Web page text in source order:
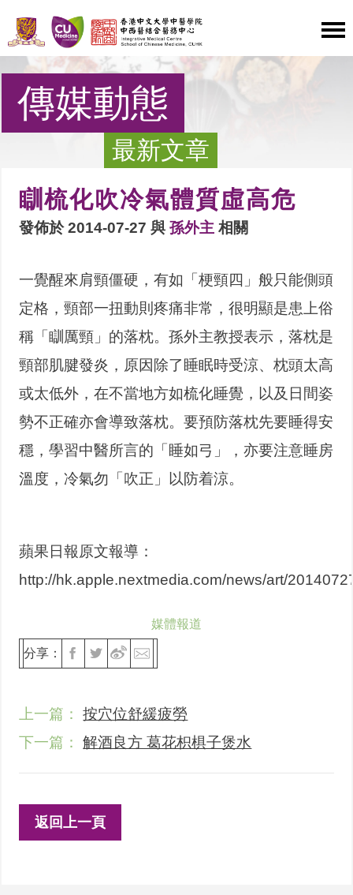
傳媒動態
最新文章
瞓梳化吹冷氣體質虛高危
發佈於 2014-07-27 與孫外主相關
一覺醒來肩頸僵硬，有如「梗頸四」般只能側頭
定格，頸部一扭動則疼痛非常，很明顯是患上俗
稱「瞓厲頸」的落枕。孫外主教授表示，落枕是
頸部肌腱發炎，原因除了睡眠時受涼、枕頭太高
或太低外，在不當地方如梳化睡覺，以及日間姿
勢不正確亦會導致落枕。要預防落枕先要睡得安
穩，學習中醫所言的「睡如弓」，亦要注意睡房
溫度，冷氣勿「吹正」以防着涼。
蘋果日報原文報導：
http://hk.apple.nextmedia.com/news/art/
媒體報道
分享：
上一篇：
按穴位舒緩疲勞
下一篇：
解酒良方 葛花枳椇子煲水
返回上一頁